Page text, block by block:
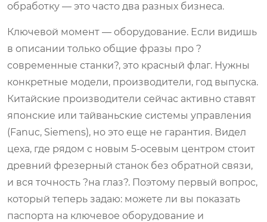
обработку — это часто два разных бизнеса.
Ключевой момент — оборудование. Если видишь
в описании только общие фразы про ?
современные станки?, это красный флаг. Нужны
конкретные модели, производители, год выпуска.
Китайские производители сейчас активно ставят
японские или тайваньские системы управления
(Fanuc, Siemens), но это еще не гарантия. Видел
цеха, где рядом с новым 5-осевым центром стоит
древний фрезерный станок без обратной связи,
и вся точность ?на глаз?. Поэтому первый вопрос,
который теперь задаю: можете ли вы показать
паспорта на ключевое оборудование и